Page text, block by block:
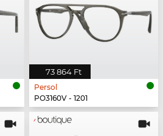
73 864 Ft
Persol
PO3160V - 1201